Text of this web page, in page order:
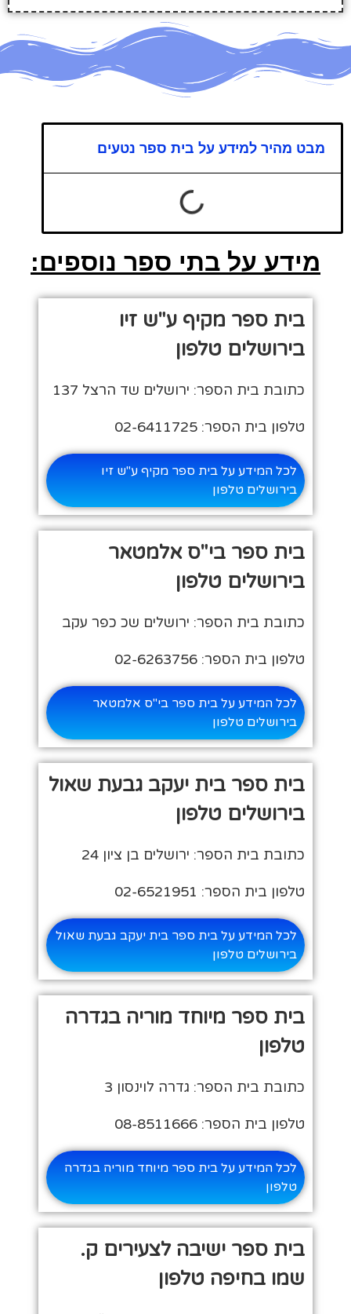
מבט מהיר למידע על בית ספר נטעים
מידע על בתי ספר נוספים:
בית ספר מקיף ע"ש זיו
בירושלים טלפון
כתובת בית הספר: ירושלים שד הרצל 137
טלפון בית הספר: 02-6411725
לכל המידע על בית ספר מקיף ע"ש זיו
בירושלים טלפון
בית ספר בי"ס אלמטאר
בירושלים טלפון
כתובת בית הספר: ירושלים שכ כפר עקב
טלפון בית הספר: 02-6263756
לכל המידע על בית ספר בי"ס אלמטאר
בירושלים טלפון
בית ספר בית יעקב גבעת שאול
בירושלים טלפון
כתובת בית הספר: ירושלים בן ציון 24
טלפון בית הספר: 02-6521951
לכל המידע על בית ספר בית יעקב גבעת שאול
בירושלים טלפון
בית ספר מיוחד מוריה בגדרה
טלפון
כתובת בית הספר: גדרה לוינסון 3
טלפון בית הספר: 08-8511666
לכל המידע על בית ספר מיוחד מוריה בגדרה
טלפון
בית ספר ישיבה לצעירים ק.
שמו בחיפה טלפון